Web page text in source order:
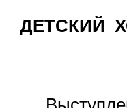
ДЕТСКИЙ